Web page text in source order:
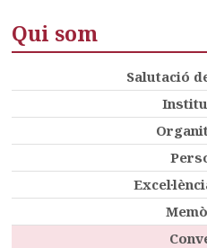
Qui som
Salutació